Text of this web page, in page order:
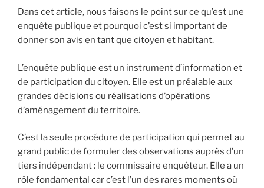
Dans cet article, nous faisons le point sur ce qu’est une
enquête publique et pourquoi c’est si important de
donner son avis en tant que citoyen et habitant.
L’enquête publique est un instrument d’information et
de participation du citoyen. Elle est un préalable aux
grandes décisions ou réalisations d’opérations
d’aménagement du territoire.
C’est la seule procédure de participation qui permet au
grand public de formuler des observations auprès d’un
tiers indépendant : le commissaire enquêteur. Elle a un
rôle fondamental car c’est l’un des rares moments où